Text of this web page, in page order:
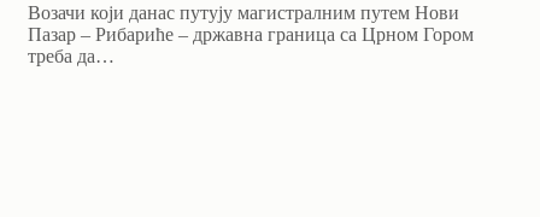
Возачи који данас путују магистралним путем Нови
Пазар – Рибариће – државна граница са Црном Гором
треба да…